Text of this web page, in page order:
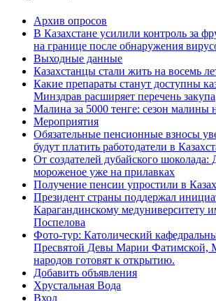
Архив опросов
В Казахстане усилили контроль за
на границе после обнаружения
Выходные данные
Казахстанцы стали жить на восемь
Какие препараты станут доступны
Минздрав расширяет перечень закупа
Малина за 5000 тенге: сезон малины
Мероприятия
Обязательные пенсионные взносы
будут платить работодатели в
От создателей дубайского шоколада:
мороженое уже на прилавках
Получение пенсии упростили в
Президент страны поддержал
Карагандинскому медуниверситету
Поспелова
Фото-тур: Католический
Пресвятой Девы Марии Фатимской,
народов готовят к открытию.
Добавить объявления
Хрустальная Вода
Вход